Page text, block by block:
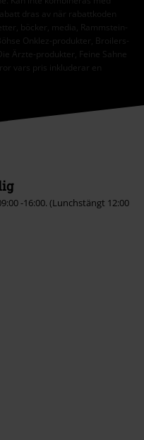
dras av när rabattkoden
böcker, media, Rammstein-
Onklez-produkter, Broilers-
Ärzte-produkter, Feine Sahne
vars pris inkluderar en
-16:00. (Lunchstängt 12:00